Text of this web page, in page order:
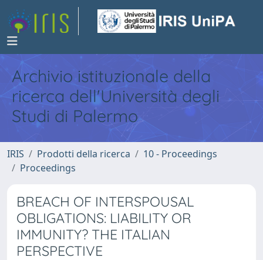
Archivio istituzionale della
ricerca dell'Università degli
Studi di Palermo
IRIS Prodotti della ricerca
10 - Proceedings
Proceedings
BREACH OF INTERSPOUSAL
OBLIGATIONS: LIABILITY OR
IMMUNITY? THE ITALIAN
PERSPECTIVE